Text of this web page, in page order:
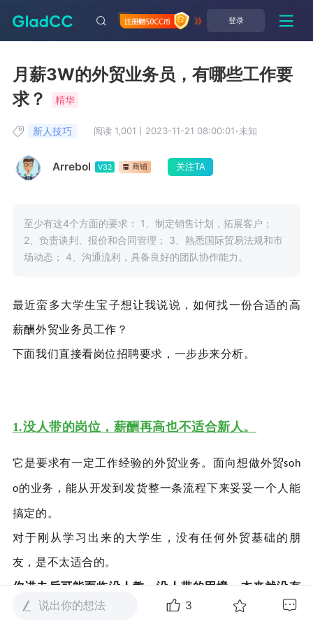
登录
月薪3W的外贸业务员，有哪些工作要
求？
精华
Arrebol V32 商铺 关注TA
新人技巧 阅读 1,001 2023-11-21 08:00:01·未知
至少有这4个方面的要求： 1、制定销售计划，拓展客户；
2、负责谈判、报价和合同管理； 3、熟悉国际贸易法规和市
场动态； 4、沟通流利，具备良好的团队协作能力。
最近蛮多大学生宝子想让我说说，如何找一份合适的高
薪酬外贸业务员工作？
下面我们直接看岗位招聘要求，一步步来分析。
1.没人带的岗位，薪酬再高也不适合新人。
它是要求有一定工作经验的外贸业务。面向想做外贸soh
o的业务，能从开发到发货整一条流程下来妥妥一个人能
搞定的。
对于刚从学习出来的大学生，没有任何外贸基础的朋
友，是不太适合的。
你进去后可能面临没人教、没人带的困境，本来就没有
基础了，再没人带，也没资源分配，哪来的客户呢？压
说出你的想法 3